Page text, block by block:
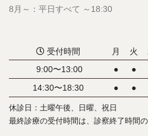
8月～：平日すべて ～18:30
受付時間 月 火
9:00〜13:00
● ●
14:30〜18:30
● ●
休診日：土曜午後、日曜、祝日
最終診療の受付時間は、診察終了時間の